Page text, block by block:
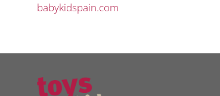
babykidspain.com